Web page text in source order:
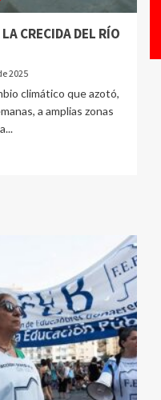
CRECIDA DEL RÍO
2025
climático que azotó,
a amplias zonas